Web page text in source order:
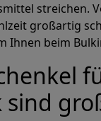
streichen.
großartig
Ihnen beim
sind